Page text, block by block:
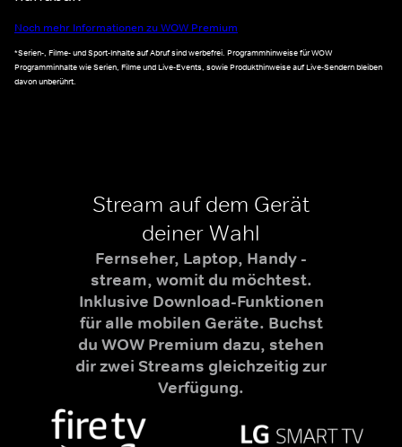
Noch mehr Informationen zu WOW Premium
*Serien-, Filme- und Sport-Inhalte auf Abruf sind werbefrei. Programmhinweise für WOW
Programminhalte wie Serien, Filme und Live-Events, sowie Produkthinweise auf Live-Sendern bleiben
davon unberührt.
Stream auf dem Gerät
deiner Wahl
Fernseher, Laptop, Handy -
stream, womit du möchtest.
Inklusive Download-Funktionen
für alle mobilen Geräte. Buchst
du WOW Premium dazu, stehen
dir zwei Streams gleichzeitig zur
Verfügung.